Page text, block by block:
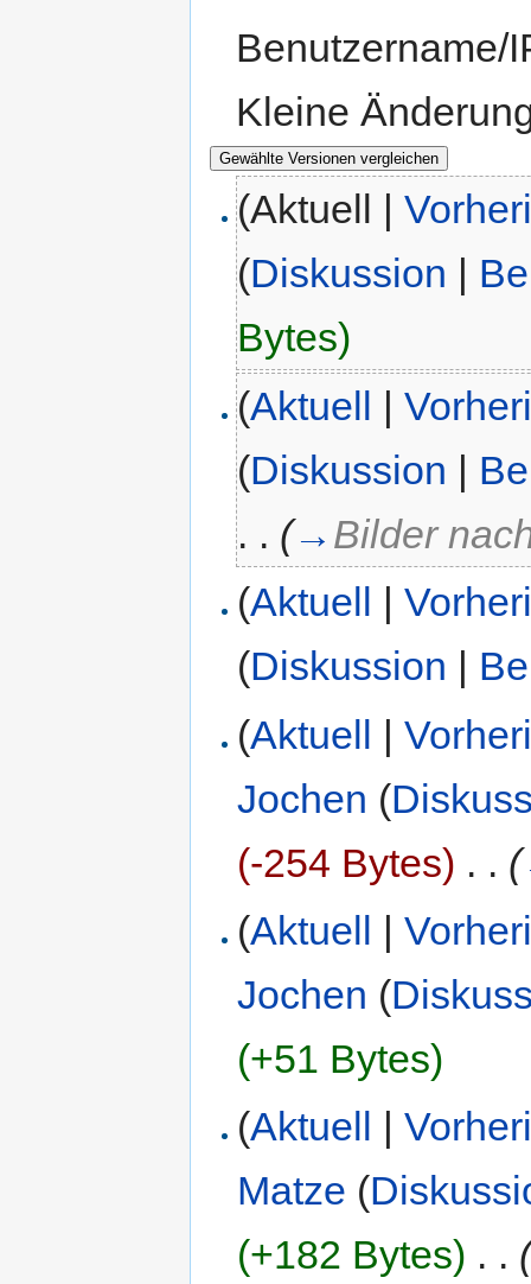
Benutzername/
Kleine
(Aktuell |
(Diskussion
Bytes)
(Aktuell |
(Diskussion |
. . (→ Bilder
(Aktuell |
(Diskussion |
(Aktuell |
Jochen (
(-254 Bytes) . . (
(Aktuell |
Jochen (
(+51 Bytes)
(Aktuell |
Matze (
(+182 Bytes) . .